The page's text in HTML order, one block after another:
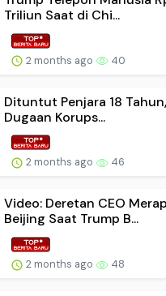
Triliun Saat di Chi...
2 months ago 40
Dituntut Penjara 18
Dugaan Korups...
2 months ago 46
Video: Deretan CEO
Beijing Saat Trump B...
2 months ago 48